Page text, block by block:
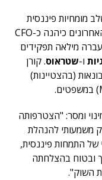
מומחיות פיננסית
וטכנולוגית בארגונים גדולים. בתפקידיה האחרונים כיהנה כ-CFO
מילאה תפקידים
ו-שטראוס. קורן
(בהצטיינות)
ומסר: "הצטרפותה
משמעותי להנהלת
של התמחות פיננסית,
ובטוח בהצלחתה
השוק".